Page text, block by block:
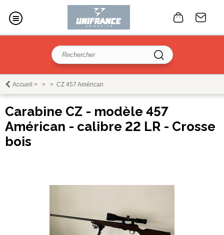
Accueil > > > CZ 457 Américan
Carabine CZ - modèle 457
Américan - calibre 22 LR - Crosse
bois